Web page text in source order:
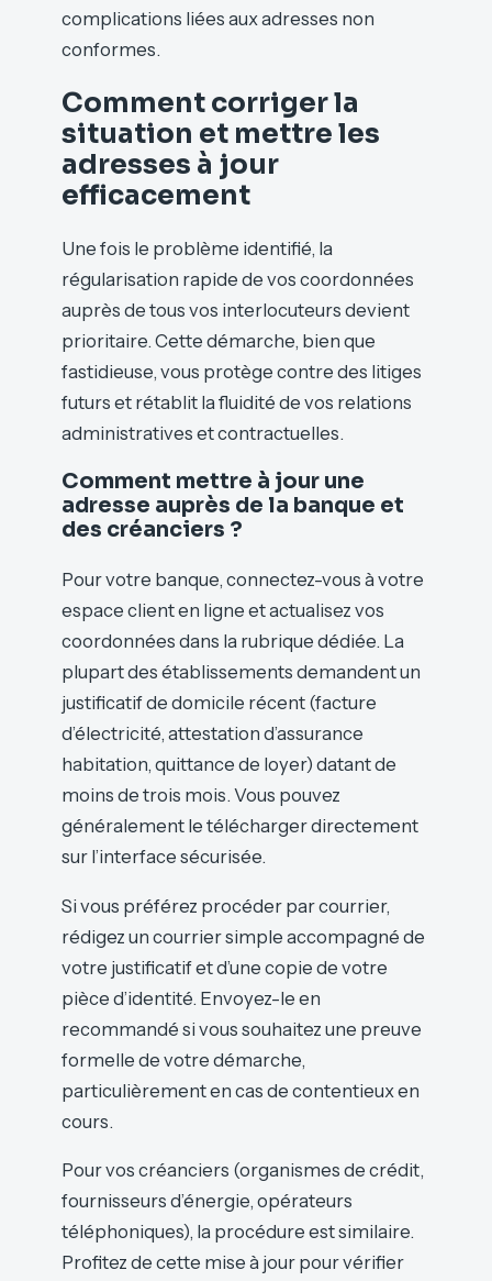
complications liées aux adresses non
conformes.
Comment corriger la
situation et mettre les
adresses à jour
efficacement
Une fois le problème identifié, la
régularisation rapide de vos coordonnées
auprès de tous vos interlocuteurs devient
prioritaire. Cette démarche, bien que
fastidieuse, vous protège contre des litiges
futurs et rétablit la fluidité de vos relations
administratives et contractuelles.
Comment mettre à jour une
adresse auprès de la banque et
des créanciers ?
Pour votre banque, connectez-vous à votre
espace client en ligne et actualisez vos
coordonnées dans la rubrique dédiée. La
plupart des établissements demandent un
justificatif de domicile récent (facture
d’électricité, attestation d’assurance
habitation, quittance de loyer) datant de
moins de trois mois. Vous pouvez
généralement le télécharger directement
sur l’interface sécurisée.
Si vous préférez procéder par courrier,
rédigez un courrier simple accompagné de
votre justificatif et d’une copie de votre
pièce d’identité. Envoyez-le en
recommandé si vous souhaitez une preuve
formelle de votre démarche,
particulièrement en cas de contentieux en
cours.
Pour vos créanciers (organismes de crédit,
fournisseurs d’énergie, opérateurs
téléphoniques), la procédure est similaire.
Profitez de cette mise à jour pour vérifier